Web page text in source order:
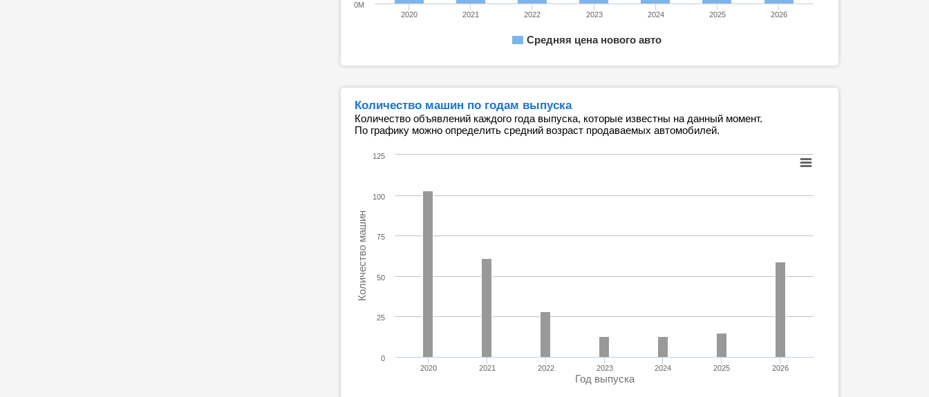
Средняя цена нового авто
2020 2021 2022 2023 2024 2025 2026
0M
Количество машин по годам выпуска
Количество объявлений каждого года выпуска, которые известны на данный момент.
По графику можно определить средний возраст продаваемых автомобилей.
Год выпуска
Количество машин
2020 2021 2022 2023 2024 2025 2026
0
100
25
50
75
125